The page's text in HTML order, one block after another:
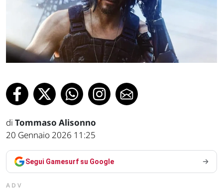
di Tommaso Alisonno
20 Gennaio 2026 11:25
Segui Gamesurf su Google
ADV